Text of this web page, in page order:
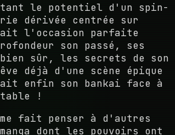
le potentiel d'un spin-
dérivée centrée sur
l'occasion parfaite
son passé, ses
sûr, les secrets de son
déjà d'une scène épique
enfin son bankai face à
!
fait penser à d'autres
dont les pouvoirs ont